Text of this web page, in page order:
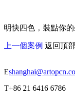
明快四色，裝點你
上一個案例 返回頂部
E
T+86 21 6416 6786